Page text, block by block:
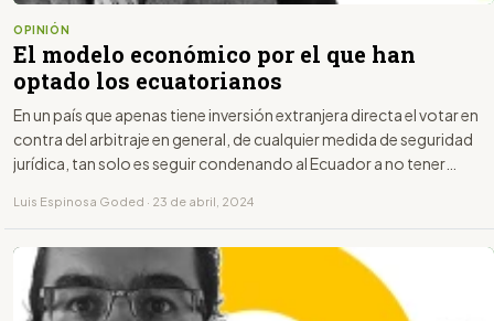
OPINIÓN
El modelo económico por el que han
optado los ecuatorianos
En un país que apenas tiene inversión extranjera directa el votar en
contra del arbitraje en general, de cualquier medida de seguridad
jurídica, tan solo es seguir condenando al Ecuador a no tener
Luis Espinosa Goded · 23 de abril, 2024